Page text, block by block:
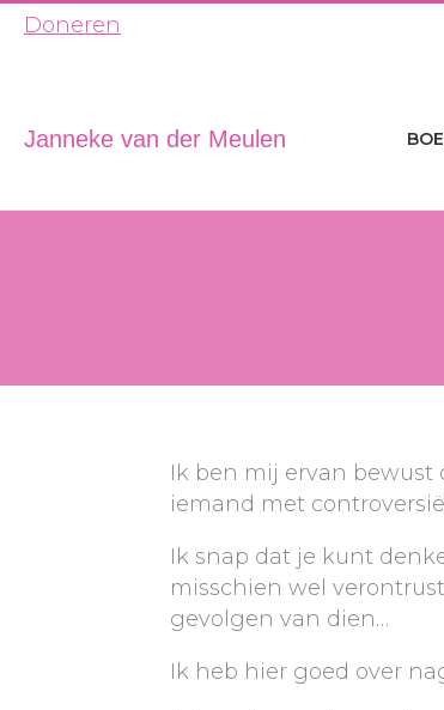
GaDoneren
Janneke van der Meulen
Ik ben mij ervan
iemand met
Ik snap dat je kunt
misschien wel
gevolgen van dien…
Ik heb hier goed over